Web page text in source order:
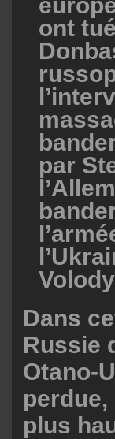
ont
par
Dans
Russie
Otano-
perdue,
plus